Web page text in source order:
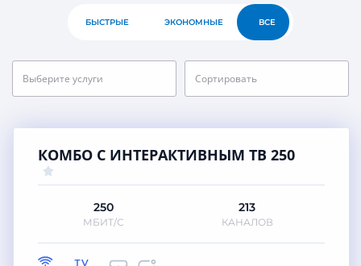
БЫСТРЫЕ ЭКОНОМНЫЕ ВСЕ
Выберите услуги Сортировать
КОМБО С ИНТЕРАКТИВНЫМ ТВ 250
250
МБИТ/С
213
КАНАЛОВ